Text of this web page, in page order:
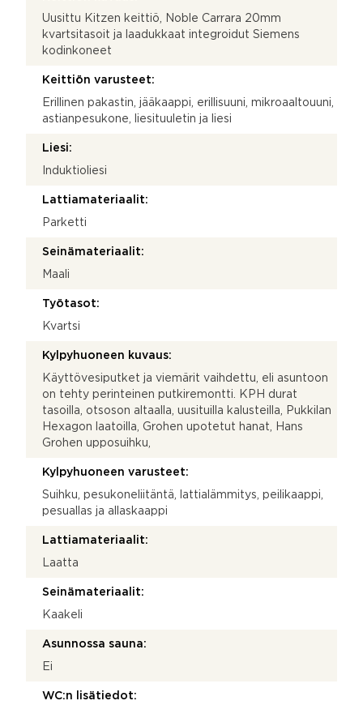
Uusittu Kitzen keittiö, Noble Carrara 20mm
kvartsitasoit ja laadukkaat integroidut Siemens
kodinkoneet
Keittiön varusteet:
Erillinen pakastin, jääkaappi, erillisuuni, mikroaaltouuni,
astianpesukone, liesituuletin ja liesi
Liesi:
Induktioliesi
Lattiamateriaalit:
Parketti
Seinämateriaalit:
Maali
Työtasot:
Kvartsi
Kylpyhuoneen kuvaus:
Käyttövesiputket ja viemärit vaihdettu, eli asuntoon
on tehty perinteinen putkiremontti. KPH durat
tasoilla, otsoson altaalla, uusituilla kalusteilla, Pukkilan
Hexagon laatoilla, Grohen upotetut hanat, Hans
Grohen upposuihku,
Kylpyhuoneen varusteet:
Suihku, pesukoneliitäntä, lattialämmitys, peilikaappi,
pesuallas ja allaskaappi
Lattiamateriaalit:
Laatta
Seinämateriaalit:
Kaakeli
Asunnossa sauna:
Ei
WC:n lisätiedot: